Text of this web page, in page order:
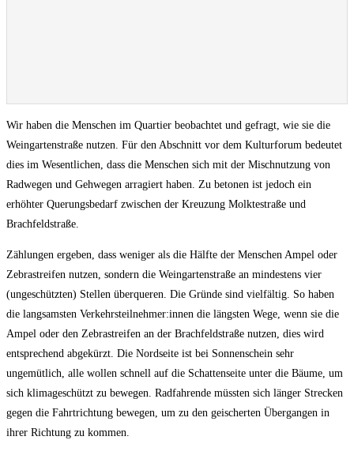
Wir haben die Menschen im Quartier beobachtet und gefragt, wie sie die
Weingartenstraße nutzen. Für den Abschnitt vor dem Kulturforum bedeutet
dies im Wesentlichen, dass die Menschen sich mit der Mischnutzung von
Radwegen und Gehwegen arragiert haben. Zu betonen ist jedoch ein
erhöhter Querungsbedarf zwischen der Kreuzung Molktestraße und
Brachfeldstraße.
Zählungen ergeben, dass weniger als die Hälfte der Menschen Ampel oder
Zebrastreifen nutzen, sondern die Weingartenstraße an mindestens vier
(ungeschützten) Stellen überqueren. Die Gründe sind vielfältig. So haben
die langsamsten Verkehrsteilnehmer:innen die längsten Wege, wenn sie die
Ampel oder den Zebrastreifen an der Brachfeldstraße nutzen, dies wird
entsprechend abgekürzt. Die Nordseite ist bei Sonnenschein sehr
ungemütlich, alle wollen schnell auf die Schattenseite unter die Bäume, um
sich klimageschützt zu bewegen. Radfahrende müssten sich länger Strecken
gegen die Fahrtrichtung bewegen, um zu den geischerten Übergangen in
ihrer Richtung zu kommen.